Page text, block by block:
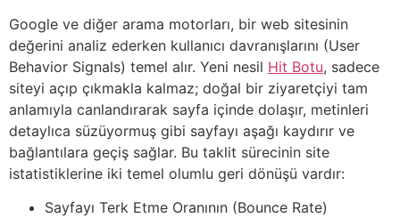
Google ve diğer arama motorları, bir web sitesinin
değerini analiz ederken kullanıcı davranışlarını (User
Behavior Signals) temel alır. Yeni nesil Hit Botu, sadece
siteyi açıp çıkmakla kalmaz; doğal bir ziyaretçiyi tam
anlamıyla canlandırarak sayfa içinde dolaşır, metinleri
detaylıca süzüyormuş gibi sayfayı aşağı kaydırır ve
bağlantılara geçiş sağlar. Bu taklit sürecinin site
istatistiklerine iki temel olumlu geri dönüşü vardır:
Sayfayı Terk Etme Oranının (Bounce Rate)